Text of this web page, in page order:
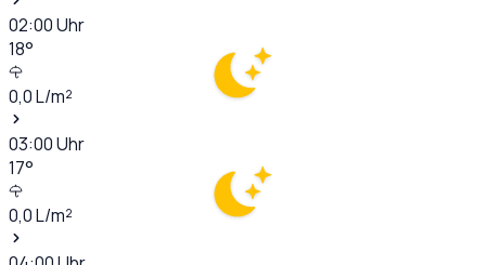
02:00Uhr
18°
0,0L/m²
03:00Uhr
17°
0,0L/m²